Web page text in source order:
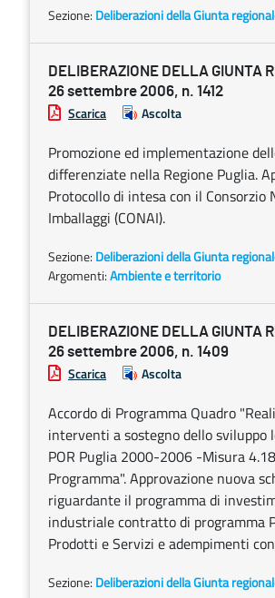
Sezione: Deliberazioni della Giunta
DELIBERAZIONE DELLA GIUNTA
26 settembre 2006, n. 1412
Scarica Ascolta
Promozione ed implementazione
differenziate nella Regione Puglia.
Protocollo di intesa con il Consorzio
Imballaggi (CONAI).
Sezione: Deliberazioni della Giunta
Argomenti:Ambiente e territorio
DELIBERAZIONE DELLA GIUNTA
26 settembre 2006, n. 1409
Scarica Ascolta
Accordo di Programma Quadro
interventi a sostegno dello sviluppo
POR Puglia 2000-2006 -Misura
Programma". Approvazione nuova
riguardante il programma di
industriale contratto di programma
Prodotti e Servizi e adempimenti
Sezione: Deliberazioni della Giunta